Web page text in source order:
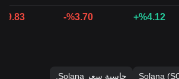
%4.12+
%3.70-
حاسبة سعر Solana.